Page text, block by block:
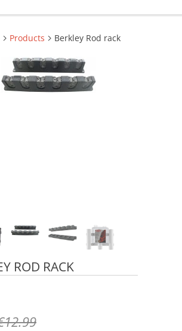
Products Berkley Rod rack
ROD RACK